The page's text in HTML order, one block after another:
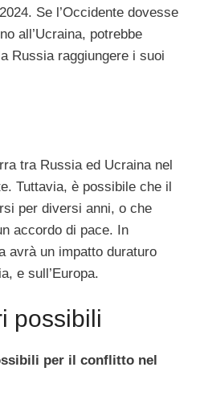
Se l’Occidente dovesse
all’Ucraina, potrebbe
Russia raggiungere i suoi
tra Russia ed Ucraina nel
Tuttavia, è possibile che il
per diversi anni, o che
accordo di pace. In
avrà un impatto duraturo
e sull’Europa.
possibili
per il conflitto nel